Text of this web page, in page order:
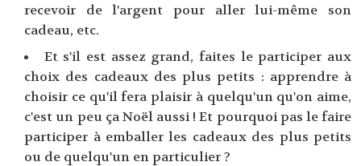
recevoir de l'argent pour aller lui-même son
cadeau, etc.
Et s'il est assez grand, faites le participer aux
choix des cadeaux des plus petits : apprendre à
choisir ce qu'il fera plaisir à quelqu'un qu'on aime,
c'est un peu ça Noël aussi ! Et pourquoi pas le faire
participer à emballer les cadeaux des plus petits
ou de quelqu'un en particulier ?